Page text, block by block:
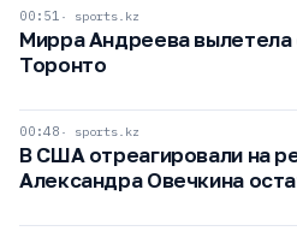
00:51 sports.kz
Мирра Андреева вылетела
Торонто
00:48 sports.kz
В США отреагировали на
Александра Овечкина